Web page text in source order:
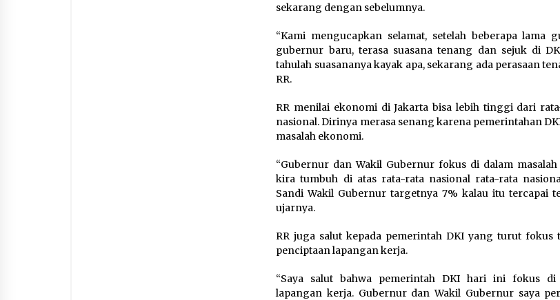
sekarang dengan sebelumnya.
“Kami mengucapkan selamat, setelah beberapa lama
gubernur baru, terasa suasana tenang dan sejuk di
tahulah suasananya kayak apa, sekarang ada perasaan
RR.
RR menilai ekonomi di Jakarta bisa lebih tinggi dari
nasional. Dirinya merasa senang karena pemerintahan
masalah ekonomi.
“Gubernur dan Wakil Gubernur fokus di dalam
kira tumbuh di atas rata-rata nasional rata-rata
Sandi Wakil Gubernur targetnya 7% kalau itu tercapai
ujarnya.
RR juga salut kepada pemerintah DKI yang turut fokus
penciptaan lapangan kerja.
“Saya salut bahwa pemerintah DKI hari ini fokus di
lapangan kerja. Gubernur dan Wakil Gubernur saya